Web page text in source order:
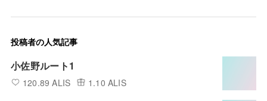
投稿者の人気記事
小佐野ルート1
120.89 ALIS 1.10 ALIS